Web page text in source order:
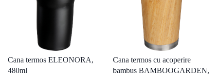
Cana termos ELEONORA,
480ml
Cana termos cu acoperire
bambus BAMBOOGARDEN,